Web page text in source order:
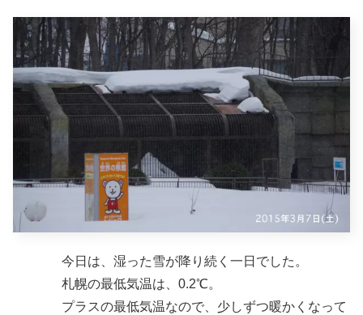
今日は、湿った雪が降り続く一日でした。
札幌の最低気温は、0.2℃。
プラスの最低気温なので、少しずつ暖かくなって